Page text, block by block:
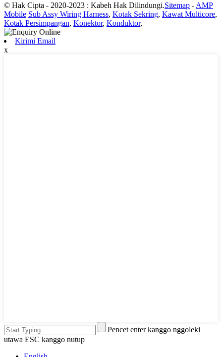
© Hak Cipta - 2020-2023 : Kabeh Hak Dilindungi.Sitemap - AMP
Mobile Sub Assy Wiring Harness, Kotak Sekring, Kawat Multicore,
Kotak Persimpangan, Konektor, Konduktor,
Kirimi Email
x
Pencet enter kanggo nggoleki
utawa ESC kanggo nutup